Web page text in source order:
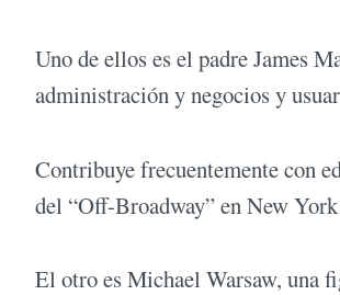
Uno de ellos es el padre James
administración y negocios y
Contribuye frecuentemente con
del “Off-Broadway” en New York
El otro es Michael Warsaw, una